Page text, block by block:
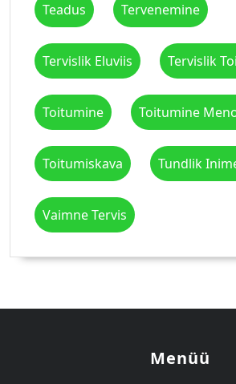
Teadus Tervenemine
Tervislik Eluviis Tervislik
Toitumine Toitumine
Toitumiskava Tundlik
Vaimne Tervis
Menüü